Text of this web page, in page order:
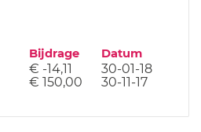
Bijdrage Datum
€ -14,11
30-01-18
€ 150,00 30-11-17